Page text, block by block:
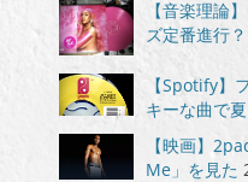
【音楽理論
ズ定番進行？
【Spotify】
キーな曲で
【映画】
Me」を見た